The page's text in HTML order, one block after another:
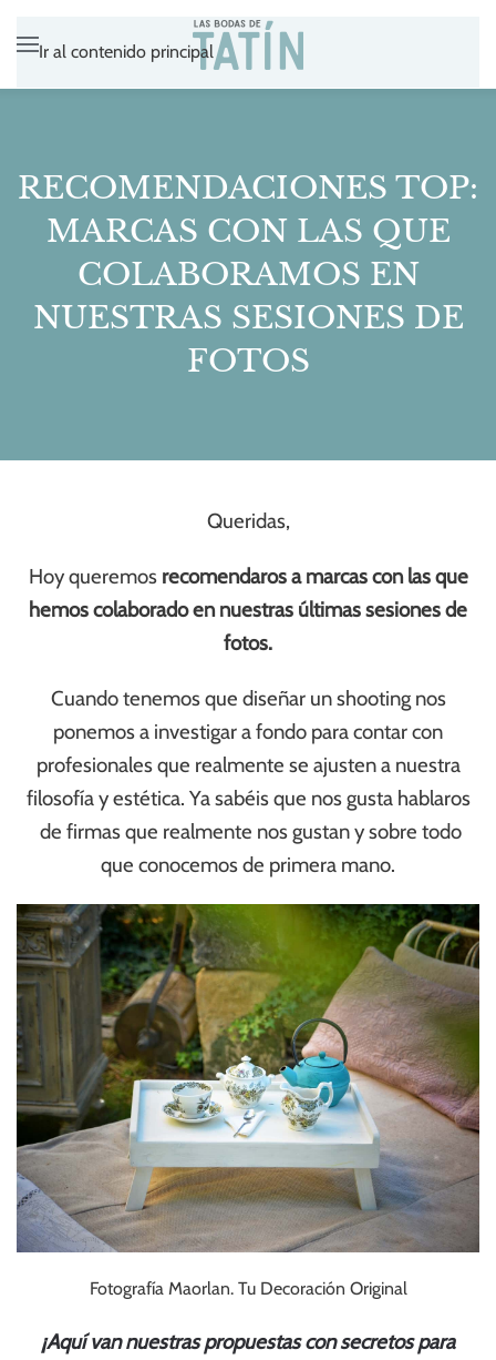
Ir al contenido principal
RECOMENDACIONES TOP:
MARCAS CON LAS QUE
COLABORAMOS EN
NUESTRAS SESIONES DE
FOTOS
Queridas,
Hoy queremosrecomendaros a marcas con las que
hemos colaborado en nuestras últimas sesiones de
fotos.
Cuando tenemos que diseñar un shooting nos
ponemos a investigar a fondo para contar con
profesionales que realmente se ajusten a nuestra
filosofía y estética. Ya sabéis que nos gusta hablaros
de firmas que realmente nos gustan y sobre todo
que conocemos de primera mano.
Fotografía Maorlan. Tu Decoración Original
¡Aquí van nuestras propuestas con secretos para